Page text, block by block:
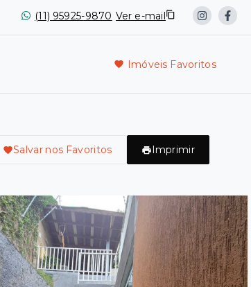
(11) 95925-9870 Ver e-mail
Imóveis Favoritos
Salvar nos Favoritos Imprimir